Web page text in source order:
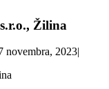
Žilina
novembra, 2023|